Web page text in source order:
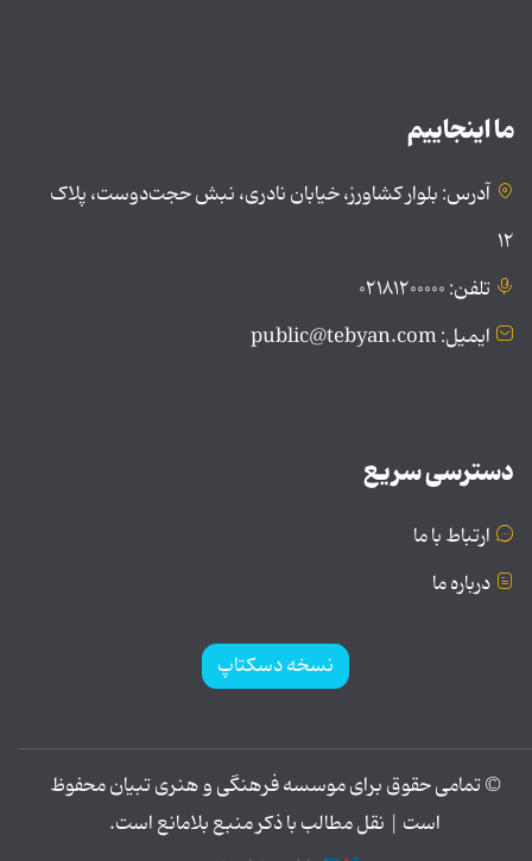
ما اینجاییم
آدرس: بلوار کشاورز، خیابان نادری، نبش حجت‌دوست، پلاک
۱۲
تلفن: ۰۲۱۸۱۲۰۰۰۰۰
ایمیل: public@tebyan.com
دسترسی سریع
ارتباط با ما
درباره ما
نسخه دسکتاپ
© تمامی حقوق برای موسسه فرهنگی و هنری تبیان محفوظ
است | نقل مطالب با ذکر منبع بلامانع است.